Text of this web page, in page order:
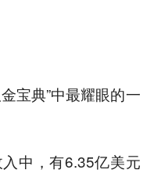
宝典”中最耀眼的一
中，有6.35亿美元